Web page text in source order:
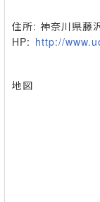
住所: 神奈川県藤
HP: http://
地図